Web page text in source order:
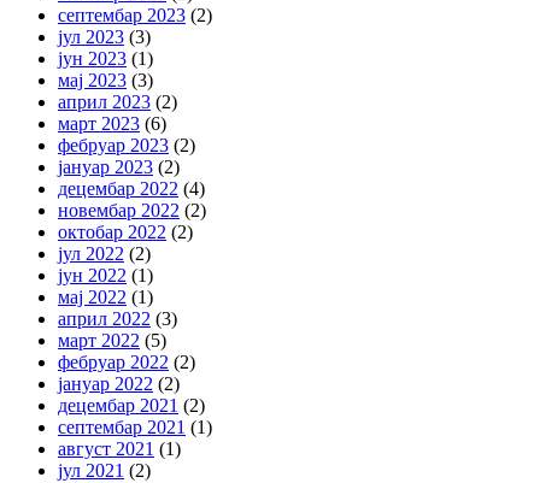
септембар 2023 (2)
јул 2023 (3)
јун 2023 (1)
мај 2023 (3)
април 2023 (2)
март 2023 (6)
фебруар 2023 (2)
јануар 2023 (2)
децембар 2022 (4)
новембар 2022 (2)
октобар 2022 (2)
јул 2022 (2)
јун 2022 (1)
мај 2022 (1)
април 2022 (3)
март 2022 (5)
фебруар 2022 (2)
јануар 2022 (2)
децембар 2021 (2)
септембар 2021 (1)
август 2021 (1)
јул 2021 (2)